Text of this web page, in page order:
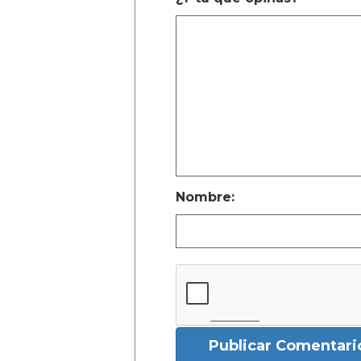
Nombre:
Publicar